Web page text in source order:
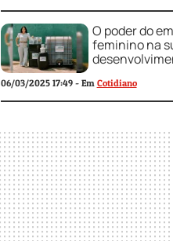
O poder do
feminino na
06/03/2025 17:49 - Em Cotidiano